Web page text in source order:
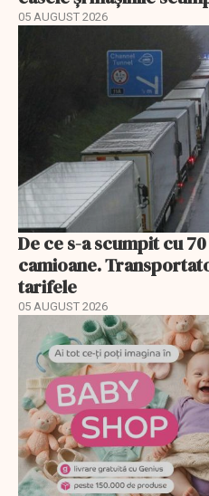
05 AUGUST 2026
De ce s-a scumpit cu
camioane.
tarifele
05 AUGUST 2026